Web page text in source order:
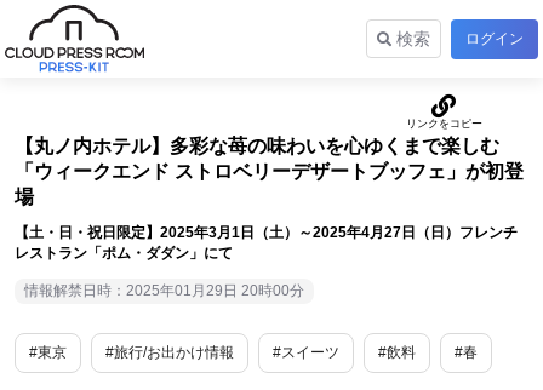
検索 ログイン
【丸ノ内ホテル】多彩な苺の味わいを心ゆくまで楽しむ
「ウィークエンド ストロベリーデザートブッフェ」が初登
場
【土・日・祝日限定】2025年3月1日（土）～2025年4月27日（日）フレンチ
レストラン「ポム・ダダン」にて
情報解禁日時：2025年01月29日 20時00分
#東京 #旅行/お出かけ情報 #スイーツ #飲料 #春